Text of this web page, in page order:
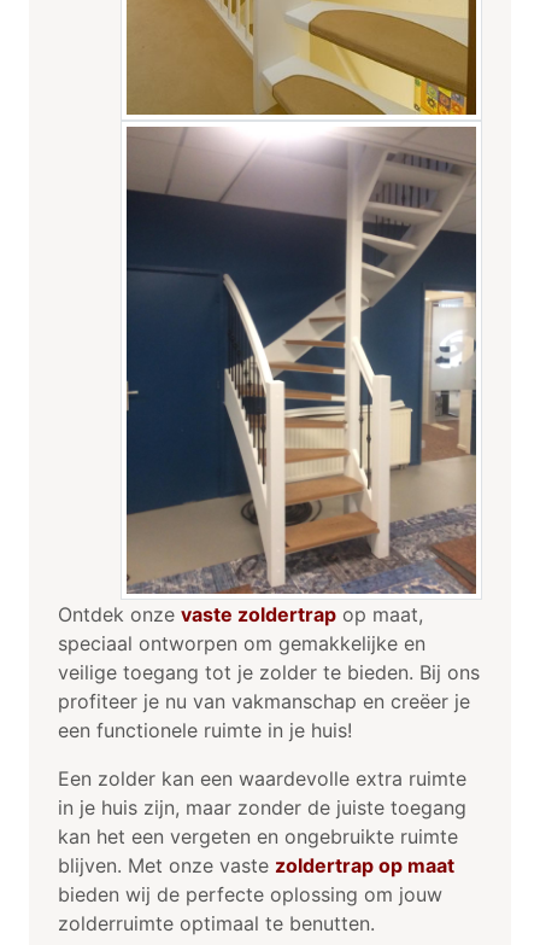
Ontdek onze vaste zoldertrap op maat,
speciaal ontworpen om gemakkelijke en
veilige toegang tot je zolder te bieden. Bij ons
profiteer je nu van vakmanschap en creëer je
een functionele ruimte in je huis!
Een zolder kan een waardevolle extra ruimte
in je huis zijn, maar zonder de juiste toegang
kan het een vergeten en ongebruikte ruimte
blijven. Met onze vaste zoldertrap op maat
bieden wij de perfecte oplossing om jouw
zolderruimte optimaal te benutten.